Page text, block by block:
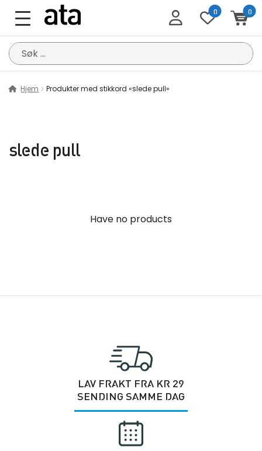
0 0
Søk
etter:
Hjem Produkter med stikkord «slede pull»
slede pull
Have no products
LAV FRAKT FRA KR 29
SENDING SAMME DAG